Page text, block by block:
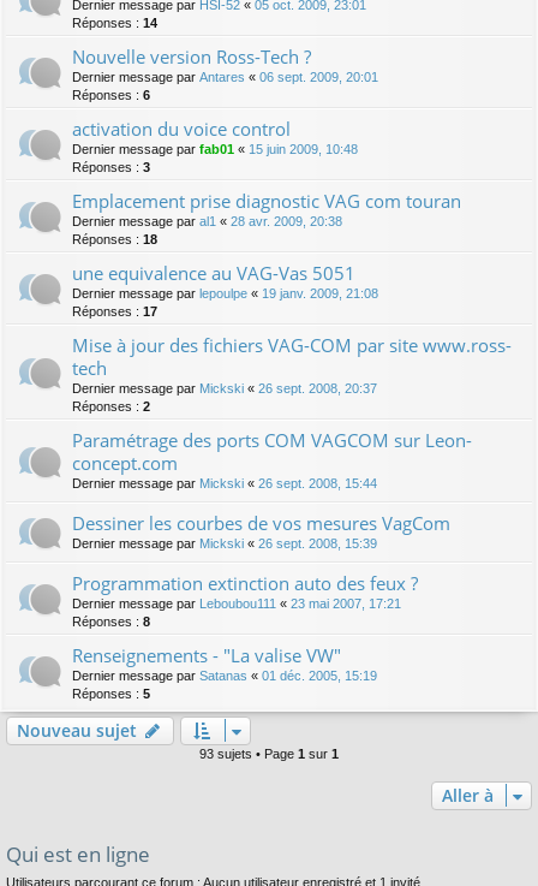
Dernier message par HSI-52 « 05 oct. 2009, 23:01
Réponses : 14
Nouvelle version Ross-Tech ?
Dernier message par Antares « 06 sept. 2009, 20:01
Réponses : 6
activation du voice control
Dernier message par fab01 « 15 juin 2009, 10:48
Réponses : 3
Emplacement prise diagnostic VAG com touran
Dernier message par al1 « 28 avr. 2009, 20:38
Réponses : 18
une equivalence au VAG-Vas 5051
Dernier message par lepoulpe « 19 janv. 2009, 21:08
Réponses : 17
Mise à jour des fichiers VAG-COM par site www.ross-
tech
Dernier message par Mickski « 26 sept. 2008, 20:37
Réponses : 2
Paramétrage des ports COM VAGCOM sur Leon-
concept.com
Dernier message par Mickski « 26 sept. 2008, 15:44
Dessiner les courbes de vos mesures VagCom
Dernier message par Mickski « 26 sept. 2008, 15:39
Programmation extinction auto des feux ?
Dernier message par Leboubou111 « 23 mai 2007, 17:21
Réponses : 8
Renseignements - "La valise VW"
Dernier message par Satanas « 01 déc. 2005, 15:19
Réponses : 5
Nouveau sujet
93 sujets • Page 1 sur 1
Aller à
Qui est en ligne
Utilisateurs parcourant ce forum : Aucun utilisateur enregistré et 1 invité